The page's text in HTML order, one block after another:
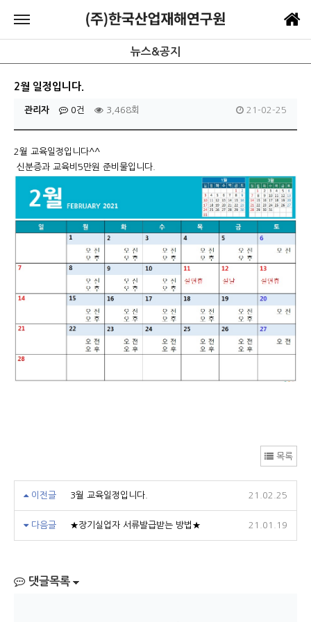
뉴스&공지
2월 일정입니다.
관리자 0건 3,468회 21-02-25
2월 교육일정입니다^^
신분증과 교육비5만원 준비물입니다.
목록
이전글 3월 교육일정입니다. 21.02.25
다음글 ★장기실업자 서류발급받는 방법★ 21.01.19
댓글목록